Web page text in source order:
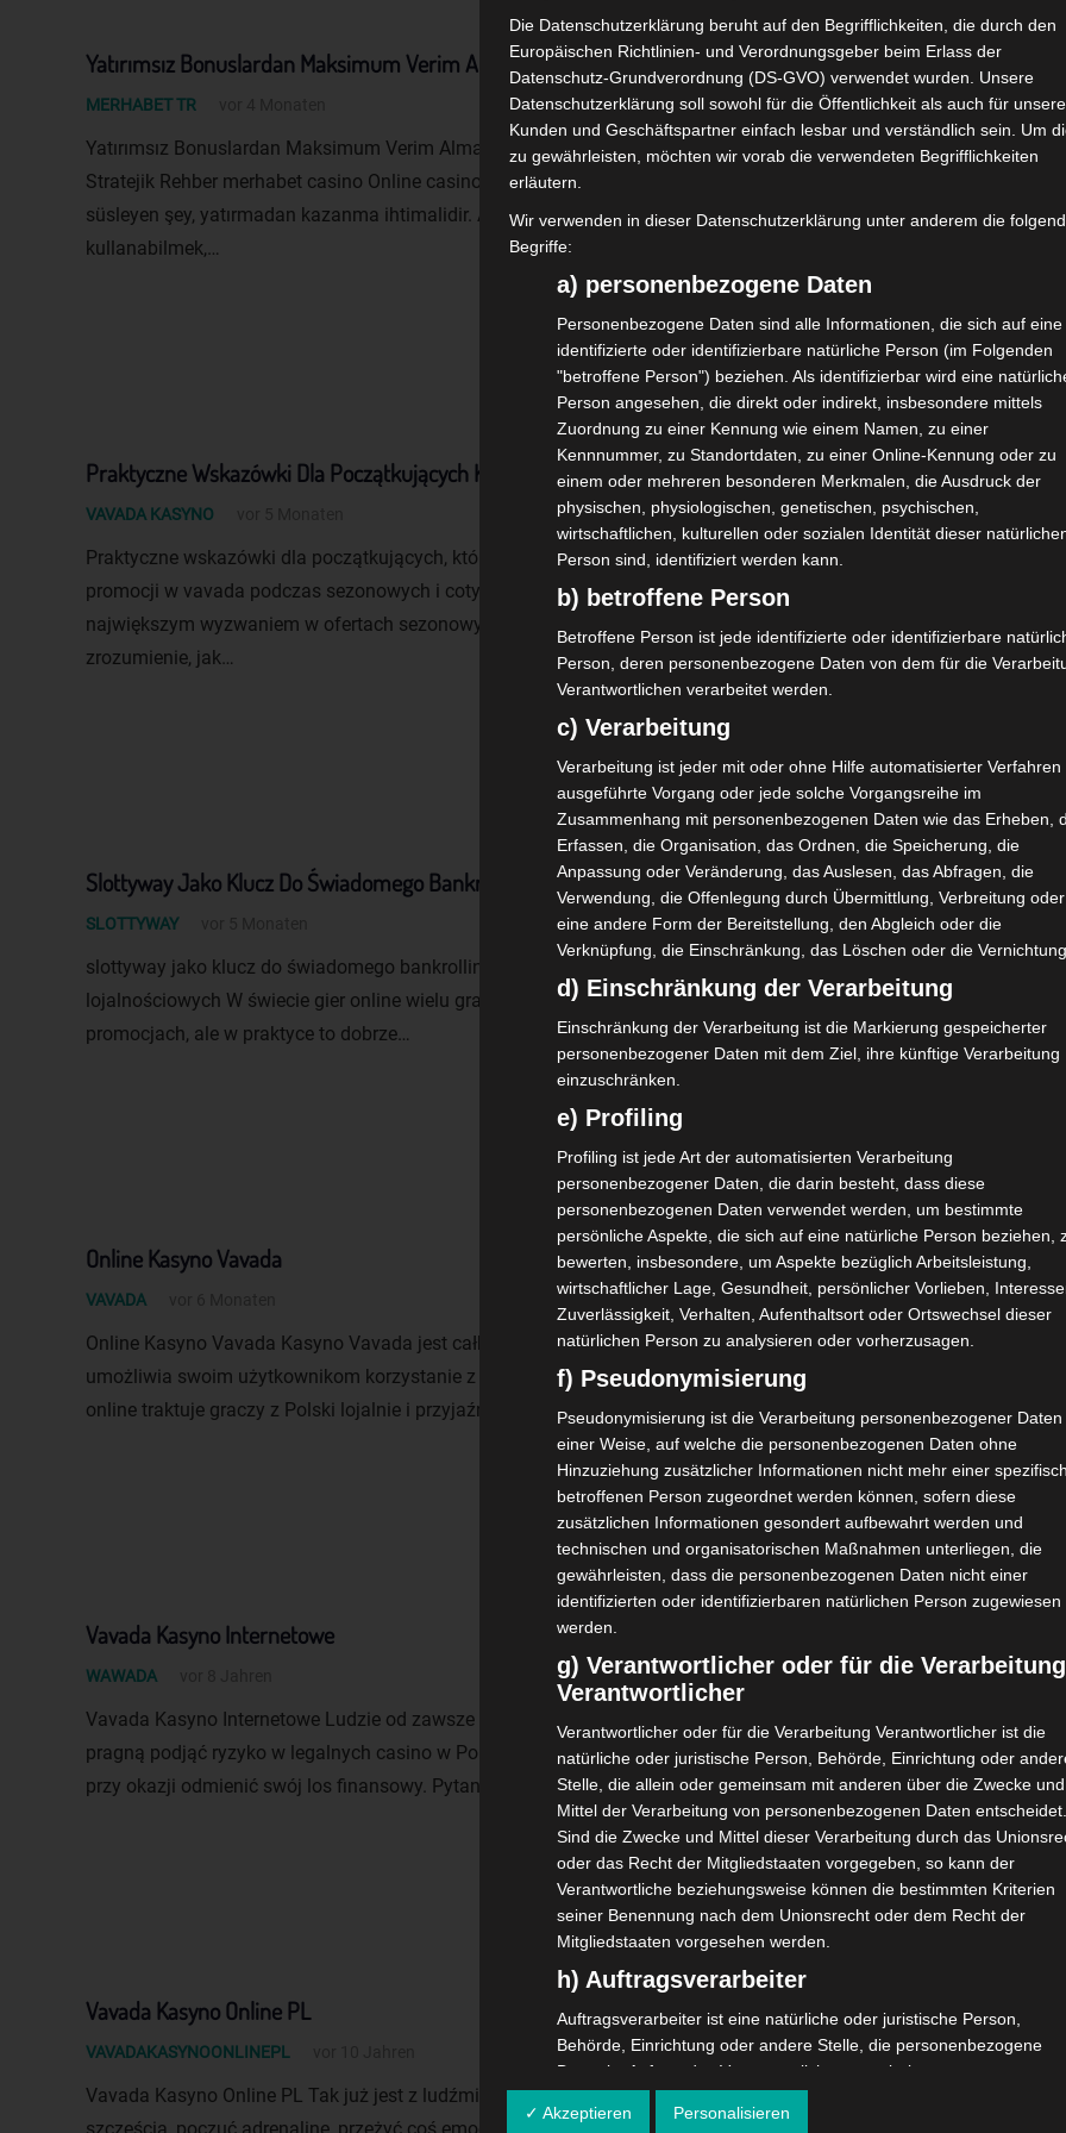
Yatırımsız Bonuslardan Maksimum Verim Alma Sanatı Uzman Oyuncular İçin Stratejik Rehber Merhabet
MERHABET TR
Yatırımsız Bonuslardan Maksimum Verim Alma Sanatı: Uzman Oyuncular İçin
Stratejik Rehber merhabet casino Online casino dünyasında her oyuncunun hayalini
süsleyen şey, yatırmadan kazanma ihtimalidir. Ancak bu fırsatları gerçekten verimli
kullanabilmek,…
Praktyczne Wskazówki Dla Początkujących Którzy Chcą Szybciej Spełniać Wymagania Promocji W Vavada
VAVADA KASYNO
Praktyczne wskazówki dla początkujących, którzy chcą szybciej spełniać wymagania
promocji w vavada podczas sezonowych i cotygodniowych akcji Dla nowych graczy
największym wyzwaniem w ofertach sezonowych i cotygodniowych jest
zrozumienie, jak…
Slottyway Jako Klucz Do Świadomego Bankrollingu Opartego Na Programach Vip I Lojalnościowych
SLOTTYWAY
slottyway jako klucz do świadomego bankrollingu opartego na programach VIP i
lojalnościowych W świecie gier online wielu graczy skupia się na samych slotach czy
promocjach, ale w praktyce to dobrze…
Online Kasyno Vavada
VAVADA
Online Kasyno Vavada Kasyno Vavada jest całkiem nowym serwisem, który
umożliwia swoim użytkownikom korzystanie z interaktywnego hazardu. Kasyno
online traktuje graczy z Polski lojalnie i przyjaźnie, każdy nowy gracz ma…
Vavada Kasyno Internetowe
WAWADA
Vavada Kasyno Internetowe Ludzie od zawsze poszukują dreszczyku emocji —
pragną podjąć ryzyko w legalnych casino w Polsce, poczuć przypływ adrenaliny i
przy okazji odmienić swój los finansowy. Pytanie tylko:…
Vavada Kasyno Online PL
VAVADAKASYNOONLINEPL
Vavada Kasyno Online PL Tak już jest z ludźmi, że czasem chcą spróbować
Die Datenschutzerklärung beruht auf den Begrifflichkeiten, die durch den
Europäischen Richtlinien- und Verordnungsgeber beim Erlass der
Datenschutz-Grundverordnung (DS-GVO) verwendet wurden. Unsere
Datenschutzerklärung soll sowohl für die Öffentlichkeit als auch für unsere
Kunden und Geschäftspartner einfach lesbar und verständlich sein. Um
zu gewährleisten, möchten wir vorab die verwendeten Begrifflichkeiten
erläutern.
Wir verwenden in dieser Datenschutzerklärung unter anderem die
Begriffe:
a) personenbezogene Daten
Personenbezogene Daten sind alle Informationen, die sich auf eine
identifizierte oder identifizierbare natürliche Person (im Folgenden
"betroffene Person") beziehen. Als identifizierbar wird eine
Person angesehen, die direkt oder indirekt, insbesondere mittels
Zuordnung zu einer Kennung wie einem Namen, zu einer
Kennnummer, zu Standortdaten, zu einer Online-Kennung oder zu
einem oder mehreren besonderen Merkmalen, die Ausdruck der
physischen, physiologischen, genetischen, psychischen,
wirtschaftlichen, kulturellen oder sozialen Identität dieser
Person sind, identifiziert werden kann.
b) betroffene Person
Betroffene Person ist jede identifizierte oder identifizierbare
Person, deren personenbezogene Daten von dem für die
Verantwortlichen verarbeitet werden.
c) Verarbeitung
Verarbeitung ist jeder mit oder ohne Hilfe automatisierter Verfahren
ausgeführte Vorgang oder jede solche Vorgangsreihe im
Zusammenhang mit personenbezogenen Daten wie das Erheben,
Erfassen, die Organisation, das Ordnen, die Speicherung, die
Anpassung oder Veränderung, das Auslesen, das Abfragen, die
Verwendung, die Offenlegung durch Übermittlung, Verbreitung oder
eine andere Form der Bereitstellung, den Abgleich oder die
Verknüpfung, die Einschränkung, das Löschen oder die Vernichtung.
d) Einschränkung der Verarbeitung
Einschränkung der Verarbeitung ist die Markierung gespeicherter
personenbezogener Daten mit dem Ziel, ihre künftige Verarbeitung
einzuschränken.
e) Profiling
Profiling ist jede Art der automatisierten Verarbeitung
personenbezogener Daten, die darin besteht, dass diese
personenbezogenen Daten verwendet werden, um bestimmte
persönliche Aspekte, die sich auf eine natürliche Person beziehen,
bewerten, insbesondere, um Aspekte bezüglich Arbeitsleistung,
wirtschaftlicher Lage, Gesundheit, persönlicher Vorlieben,
Zuverlässigkeit, Verhalten, Aufenthaltsort oder Ortswechsel dieser
natürlichen Person zu analysieren oder vorherzusagen.
f) Pseudonymisierung
Pseudonymisierung ist die Verarbeitung personenbezogener Daten
einer Weise, auf welche die personenbezogenen Daten ohne
Hinzuziehung zusätzlicher Informationen nicht mehr einer
betroffenen Person zugeordnet werden können, sofern diese
zusätzlichen Informationen gesondert aufbewahrt werden und
technischen und organisatorischen Maßnahmen unterliegen, die
gewährleisten, dass die personenbezogenen Daten nicht einer
identifizierten oder identifizierbaren natürlichen Person zugewiesen
werden.
g) Verantwortlicher oder für die Verarbeitung
Verantwortlicher
Verantwortlicher oder für die Verarbeitung Verantwortlicher ist die
natürliche oder juristische Person, Behörde, Einrichtung oder
Stelle, die allein oder gemeinsam mit anderen über die Zwecke und
Mittel der Verarbeitung von personenbezogenen Daten entscheidet.
Sind die Zwecke und Mittel dieser Verarbeitung durch das
oder das Recht der Mitgliedstaaten vorgegeben, so kann der
Verantwortliche beziehungsweise können die bestimmten Kriterien
seiner Benennung nach dem Unionsrecht oder dem Recht der
Mitgliedstaaten vorgesehen werden.
h) Auftragsverarbeiter
Auftragsverarbeiter ist eine natürliche oder juristische Person,
Behörde, Einrichtung oder andere Stelle, die personenbezogene
Daten im Auftrag des Verantwortlichen verarbeitet.
i) Empfänger
✓ Akzeptieren Personalisieren